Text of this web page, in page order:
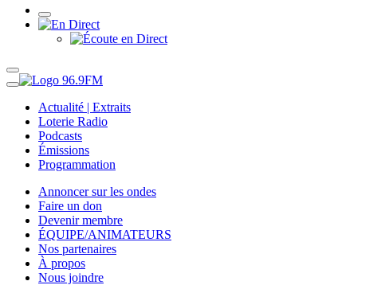
Actualité | Extraits
Loterie Radio
Podcasts
Émissions
Programmation
Annoncer sur les ondes
Faire un don
Devenir membre
ÉQUIPE/ANIMATEURS
Nos partenaires
À propos
Nous joindre